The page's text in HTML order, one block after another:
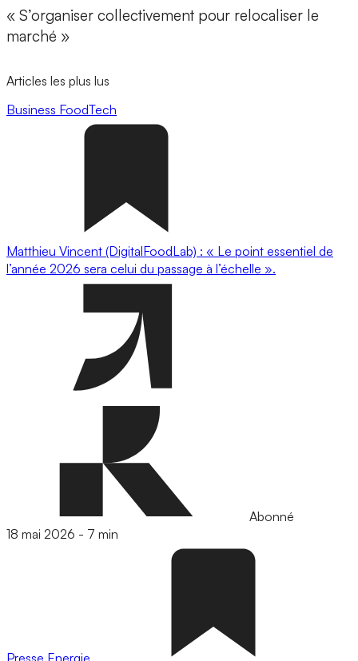
« S’organiser collectivement pour relocaliser le
marché »
Articles les plus lus
Business FoodTech
Matthieu Vincent (DigitalFoodLab) : « Le point essentiel de
l’année 2026 sera celui du passage à l’échelle ».
Abonné
18 mai 2026 - 7 min
Presse Energie